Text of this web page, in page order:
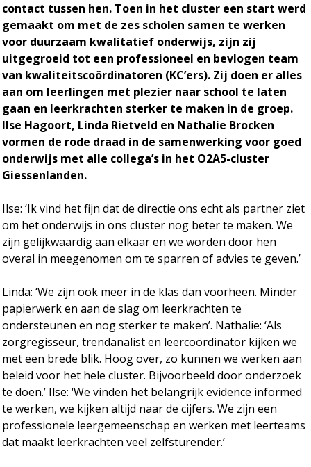
contact tussen hen. Toen in het cluster een start werd
gemaakt om met de zes scholen samen te werken
voor duurzaam kwalitatief onderwijs, zijn zij
uitgegroeid tot een professioneel en bevlogen team
van kwaliteitscoördinatoren (KC’ers). Zij doen er alles
aan om leerlingen met plezier naar school te laten
gaan en leerkrachten sterker te maken in de groep.
Ilse Hagoort, Linda Rietveld en Nathalie Brocken
vormen de rode draad in de samenwerking voor goed
onderwijs met alle collega’s in het O2A5-cluster
Giessenlanden.
Ilse: ‘Ik vind het fijn dat de directie ons echt als partner ziet
om het onderwijs in ons cluster nog beter te maken. We
zijn gelijkwaardig aan elkaar en we worden door hen
overal in meegenomen om te sparren of advies te geven.’
Linda: ‘We zijn ook meer in de klas dan voorheen. Minder
papierwerk en aan de slag om leerkrachten te
ondersteunen en nog sterker te maken’. Nathalie: ‘Als
zorgregisseur, trendanalist en leercoördinator kijken we
met een brede blik. Hoog over, zo kunnen we werken aan
beleid voor het hele cluster. Bijvoorbeeld door onderzoek
te doen.’ Ilse: ‘We vinden het belangrijk evidence informed
te werken, we kijken altijd naar de cijfers. We zijn een
professionele leergemeenschap en werken met leerteams
dat maakt leerkrachten veel zelfsturender.’